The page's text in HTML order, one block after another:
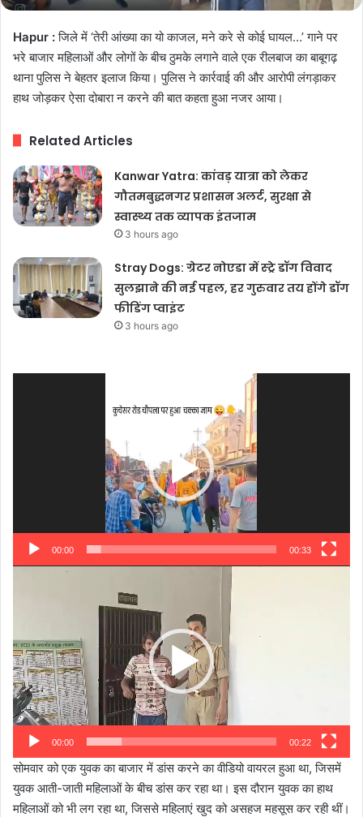
Hapur :जिले में ‘तेरी आंख्या का यो काजल, मने करे से कोई घायल…’ गाने पर
भरे बाजार महिलाओं और लोगों के बीच ठुमके लगाने वाले एक रीलबाज का बाबूगढ़
थाना पुलिस ने बेहतर इलाज किया। पुलिस ने कार्रवाई की और आरोपी लंगड़ाकर
हाथ जोड़कर ऐसा दोबारा न करने की बात कहता हुआ नजर आया।
Related Articles
Kanwar Yatra: कांवड़ यात्रा को लेकर
गौतमबुद्धनगर प्रशासन अलर्ट, सुरक्षा से
स्वास्थ्य तक व्यापक इंतजाम
3 hours ago
Stray Dogs: ग्रेटर नोएडा में स्ट्रे डॉग विवाद
सुलझाने की नई पहल, हर गुरुवार तय होंगे डॉग
फीडिंग प्वाइंट
3 hours ago
00:00 00:33
00:00 00:22
सोमवार को एक युवक का बाजार में डांस करने का वीडियो वायरल हुआ था, जिसमें
युवक आती-जाती महिलाओं के बीच डांस कर रहा था। इस दौरान युवक का हाथ
महिलाओं को भी लग रहा था, जिससे महिलाएं खुद को असहज महसूस कर रही थीं।